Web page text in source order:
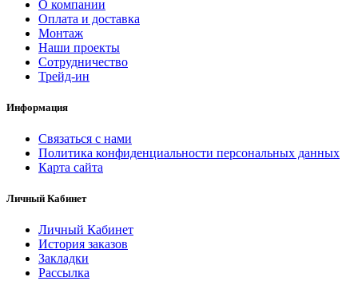
О компании
Оплата и доставка
Монтаж
Наши проекты
Сотрудничество
Трейд-ин
Информация
Связаться с нами
Политика конфиденциальности персональных данных
Карта сайта
Личный Кабинет
Личный Кабинет
История заказов
Закладки
Рассылка